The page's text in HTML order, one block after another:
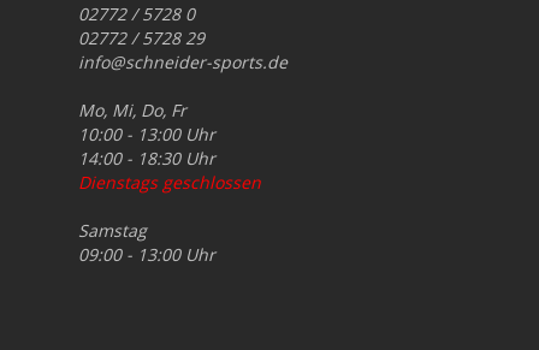
02772 / 5728 0
02772 / 5728 29
info@schneider-sports.de
Mo, Mi, Do, Fr
10:00 - 13:00 Uhr
14:00 - 18:30 Uhr
Dienstags geschlossen
Samstag
09:00 - 13:00 Uhr